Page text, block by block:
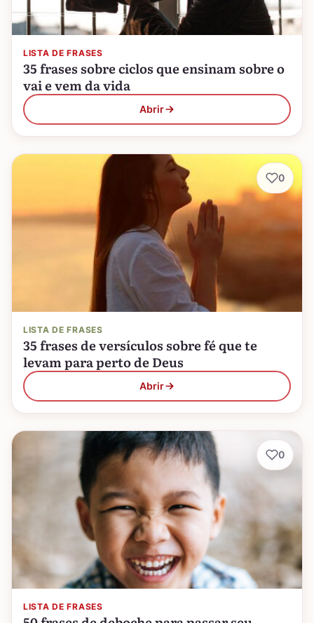
LISTA DE FRASES
35 frases sobre ciclos que ensinam sobre o
vai e vem da vida
Abrir
LISTA DE FRASES
35 frases de versículos sobre fé que te
levam para perto de Deus
Abrir
0
LISTA DE FRASES
0